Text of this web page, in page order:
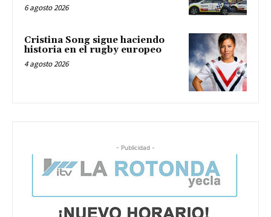
6 agosto 2026
Cristina Song sigue haciendo
historia en el rugby europeo
4 agosto 2026
- Publicidad -